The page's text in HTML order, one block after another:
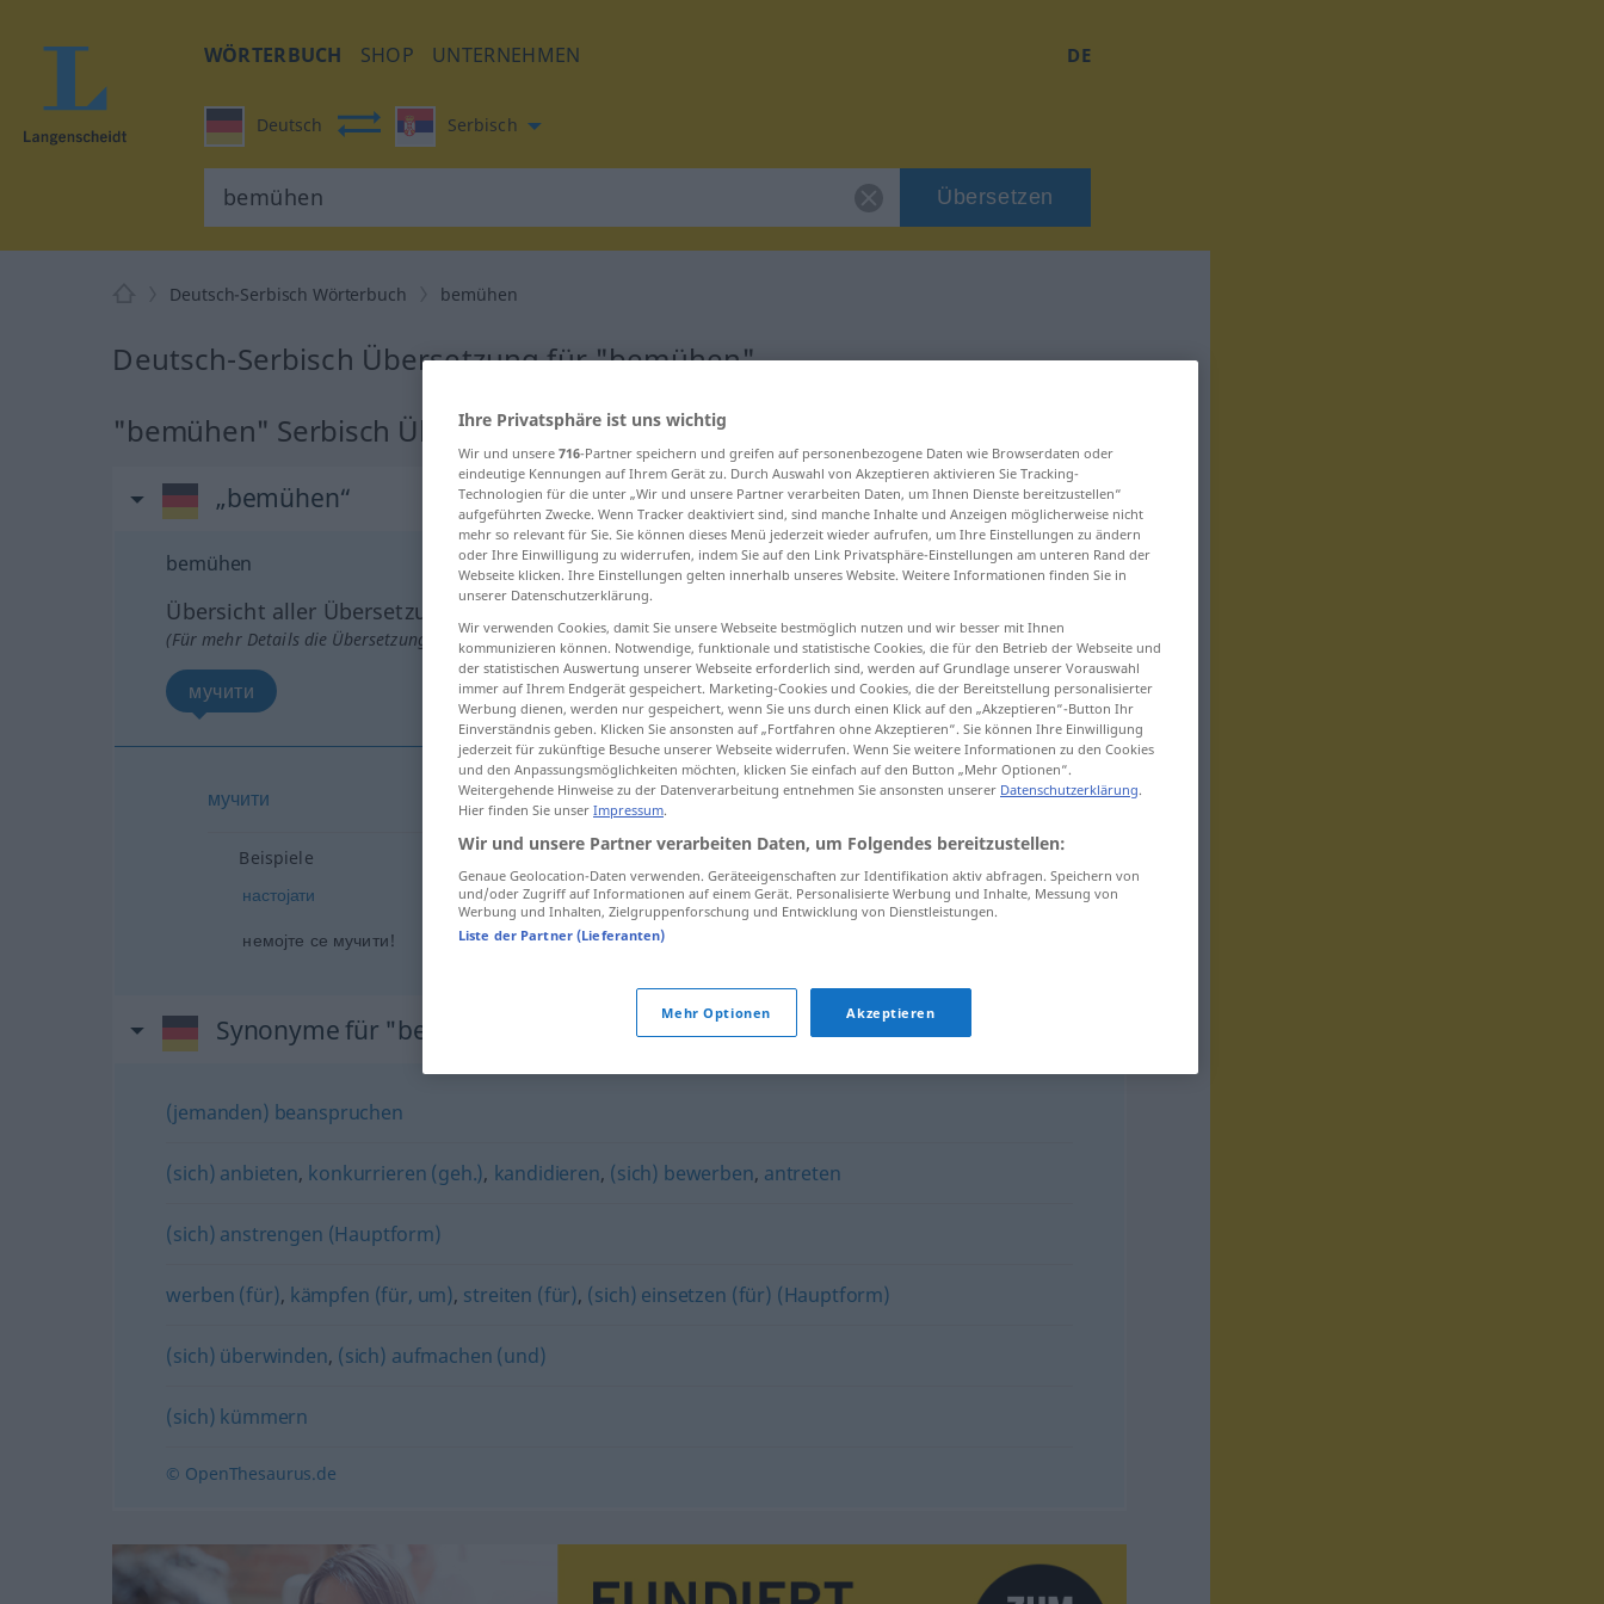
WÖRTERBUCH SHOP UNTERNEHMEN DE
Deutsch Serbisch
Übersetzen
Deutsch-Serbisch Wörterbuch bemühen
Deutsch-Serbisch Übersetzung für "bemühen"
"bemühen" Serbisch Übersetzung
„bemühen“
bemühen
Übersicht aller Übersetzungen
(Für mehr Details die Übersetzung anklicken/antippen)
мучити
мучити bemühen
Beispiele
настојати
sich bemühen
немојте се мучити!
Synonyme für "bemühen"
(jemanden) beanspruchen
(sich) anbieten, konkurrieren (geh.), kandidieren, (sich) bewerben, antreten
(sich) anstrengen (Hauptform)
werben (für), kämpfen (für, um), streiten (für), (sich) einsetzen (für) (Hauptform)
(sich) überwinden, (sich) aufmachen (und)
(sich) kümmern
© OpenThesaurus.de
Ihre Privatsphäre ist uns wichtig
Wir und unsere 716-Partner speichern und greifen auf personenbezogene Daten wie Browserdaten oder
eindeutige Kennungen auf Ihrem Gerät zu. Durch Auswahl von Akzeptieren aktivieren Sie Tracking-
Technologien für die unter „Wir und unsere Partner verarbeiten Daten, um Ihnen Dienste bereitzustellen“
aufgeführten Zwecke. Wenn Tracker deaktiviert sind, sind manche Inhalte und Anzeigen möglicherweise nicht
mehr so relevant für Sie. Sie können dieses Menü jederzeit wieder aufrufen, um Ihre Einstellungen zu ändern
oder Ihre Einwilligung zu widerrufen, indem Sie auf den Link Privatsphäre-Einstellungen am unteren Rand der
Webseite klicken. Ihre Einstellungen gelten innerhalb unseres Website. Weitere Informationen finden Sie in
unserer Datenschutzerklärung.
Wir verwenden Cookies, damit Sie unsere Webseite bestmöglich nutzen und wir besser mit Ihnen
kommunizieren können. Notwendige, funktionale und statistische Cookies, die für den Betrieb der Webseite und
der statistischen Auswertung unserer Webseite erforderlich sind, werden auf Grundlage unserer Vorauswahl
immer auf Ihrem Endgerät gespeichert. Marketing-Cookies und Cookies, die der Bereitstellung personalisierter
Werbung dienen, werden nur gespeichert, wenn Sie uns durch einen Klick auf den „Akzeptieren“-Button Ihr
Einverständnis geben. Klicken Sie ansonsten auf „Fortfahren ohne Akzeptieren“. Sie können Ihre Einwilligung
jederzeit für zukünftige Besuche unserer Webseite widerrufen. Wenn Sie weitere Informationen zu den Cookies
und den Anpassungsmöglichkeiten möchten, klicken Sie einfach auf den Button „Mehr Optionen“.
Weitergehende Hinweise zu der Datenverarbeitung entnehmen Sie ansonsten unserer Datenschutzerklärung.
Hier finden Sie unser Impressum.
Wir und unsere Partner verarbeiten Daten, um Folgendes bereitzustellen:
Genaue Geolocation-Daten verwenden. Geräteeigenschaften zur Identifikation aktiv abfragen. Speichern von
und/oder Zugriff auf Informationen auf einem Gerät. Personalisierte Werbung und Inhalte, Messung von
Werbung und Inhalten, Zielgruppenforschung und Entwicklung von Dienstleistungen.
Liste der Partner (Lieferanten)
Mehr Optionen Akzeptieren